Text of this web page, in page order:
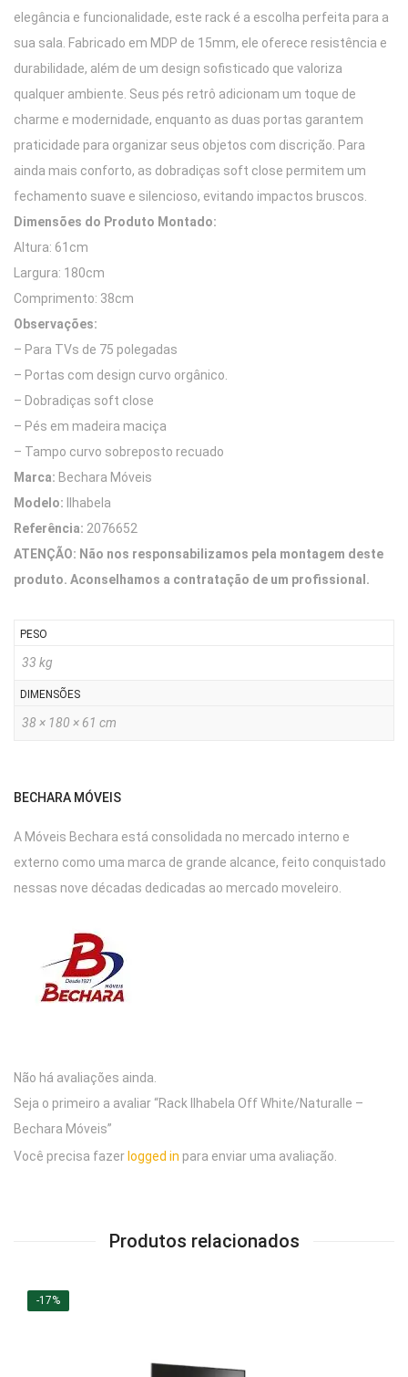
elegância e funcionalidade, este rack é a escolha perfeita para a
sua sala. Fabricado em MDP de 15mm, ele oferece resistência e
durabilidade, além de um design sofisticado que valoriza
qualquer ambiente. Seus pés retrô adicionam um toque de
charme e modernidade, enquanto as duas portas garantem
praticidade para organizar seus objetos com discrição. Para
ainda mais conforto, as dobradiças soft close permitem um
fechamento suave e silencioso, evitando impactos bruscos.
Dimensões do Produto Montado:
Altura: 61cm
Largura: 180cm
Comprimento: 38cm
Observações:
– Para TVs de 75 polegadas
– Portas com design curvo orgânico.
– Dobradiças soft close
– Pés em madeira maciça
– Tampo curvo sobreposto recuado
Marca: Bechara Móveis
Modelo: Ilhabela
Referência: 2076652
ATENÇÃO: Não nos responsabilizamos pela montagem deste
produto. Aconselhamos a contratação de um profissional.
PESO
33 kg
DIMENSÕES
38 × 180 × 61 cm
BECHARA MÓVEIS
A Móveis Bechara está consolidada no mercado interno e
externo como uma marca de grande alcance, feito conquistado
nessas nove décadas dedicadas ao mercado moveleiro.
Não há avaliações ainda.
Seja o primeiro a avaliar “Rack Ilhabela Off White/Naturalle –
Bechara Móveis”
Você precisa fazer logged in para enviar uma avaliação.
Produtos relacionados
-17%